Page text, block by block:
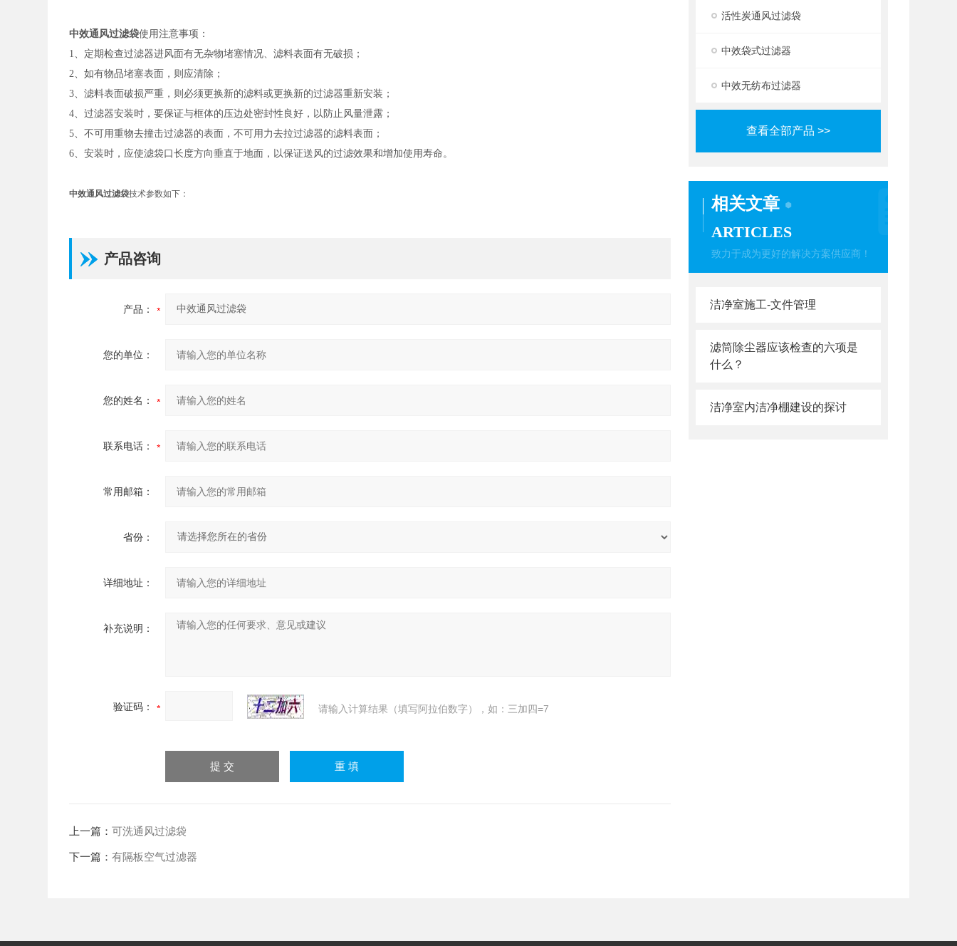
活性炭通风过滤袋
中效袋式过滤器
中效无纺布过滤器
查看全部产品 >>
相关文章
ARTICLES
致力于成为更好的解决方案供应商！
洁净室施工-文件管理
滤筒除尘器应该检查的六项是
什么？
洁净室内洁净棚建设的探讨
中效通风过滤袋使用注意事项：
1、定期检查过滤器进风面有无杂物堵塞情况、滤料表面有无破损；
2、如有物品堵塞表面，则应清除；
3、滤料表面破损严重，则必须更换新的滤料或更换新的过滤器重新安装；
4、过滤器安装时，要保证与框体的压边处密封性良好，以防止风量泄露；
5、不可用重物去撞击过滤器的表面，不可用力去拉过滤器的滤料表面；
6、安装时，应使滤袋口长度方向垂直于地面，以保证送风的过滤效果和增加使用寿命。
中效通风过滤袋技术参数如下：
产品咨询
产品：
您的单位：
您的姓名：
联系电话：
常用邮箱：
省份：
详细地址：
补充说明：
验证码： 请输入计算结果（填写阿拉伯数字），如：三加四=7
上一篇：可洗通风过滤袋
下一篇：有隔板空气过滤器